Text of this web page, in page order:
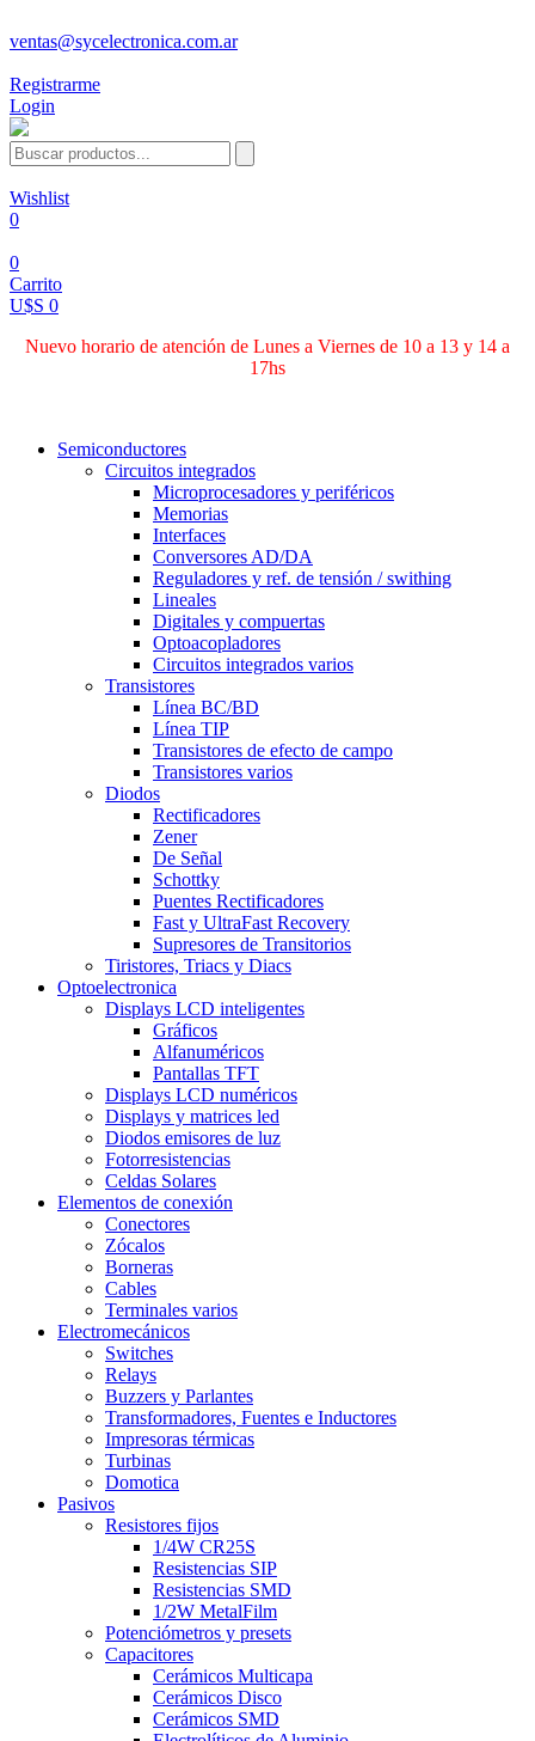
ventas@sycelectronica.com.ar
Registrarme
Login
Wishlist
0
0
Carrito
U$S 0
Nuevo horario de atención de Lunes a Viernes de 10 a 13 y 14 a
17hs
Semiconductores
Circuitos integrados
Microprocesadores y periféricos
Memorias
Interfaces
Conversores AD/DA
Reguladores y ref. de tensión / swithing
Lineales
Digitales y compuertas
Optoacopladores
Circuitos integrados varios
Transistores
Línea BC/BD
Línea TIP
Transistores de efecto de campo
Transistores varios
Diodos
Rectificadores
Zener
De Señal
Schottky
Puentes Rectificadores
Fast y UltraFast Recovery
Supresores de Transitorios
Tiristores, Triacs y Diacs
Optoelectronica
Displays LCD inteligentes
Gráficos
Alfanuméricos
Pantallas TFT
Displays LCD numéricos
Displays y matrices led
Diodos emisores de luz
Fotorresistencias
Celdas Solares
Elementos de conexión
Conectores
Zócalos
Borneras
Cables
Terminales varios
Electromecánicos
Switches
Relays
Buzzers y Parlantes
Transformadores, Fuentes e Inductores
Impresoras térmicas
Turbinas
Domotica
Pasivos
Resistores fijos
1/4W CR25S
Resistencias SIP
Resistencias SMD
1/2W MetalFilm
Potenciómetros y presets
Capacitores
Cerámicos Multicapa
Cerámicos Disco
Cerámicos SMD